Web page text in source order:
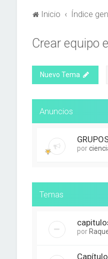
Inicio Índice
Crear equipo
Nuevo Tema
Anuncios
por
Temas
por